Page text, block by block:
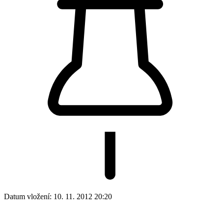
Datum vložení: 10. 11. 2012 20:20